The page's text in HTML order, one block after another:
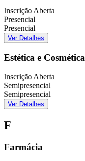
Inscrição Aberta
Presencial
Presencial
Ver Detalhes
Estética e Cosmética
Inscrição Aberta
Semipresencial
Semipresencial
Ver Detalhes
F
Farmácia